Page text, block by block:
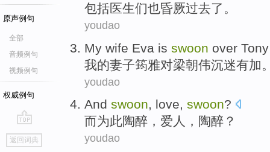
原声例句
全部
音频例句
视频例句
权威例句
go
top
返回词典
包括医生们也昏厥过去了 。
youdao
My wife Eva is swoon over
我的妻子筠雅对梁朝伟沉迷有加
youdao
And swoon, love, swoon?
而为此陶醉 ， 爱人 ，陶醉？
youdao